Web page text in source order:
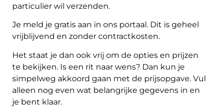
particulier wil verzenden.
Je meld je gratis aan in ons portaal. Dit is geheel
vrijblijvend en zonder contractkosten.
Het staat je dan ook vrij om de opties en prijzen
te bekijken. Is een rit naar wens? Dan kun je
simpelweg akkoord gaan met de prijsopgave. Vul
alleen nog even wat belangrijke gegevens in en
je bent klaar.